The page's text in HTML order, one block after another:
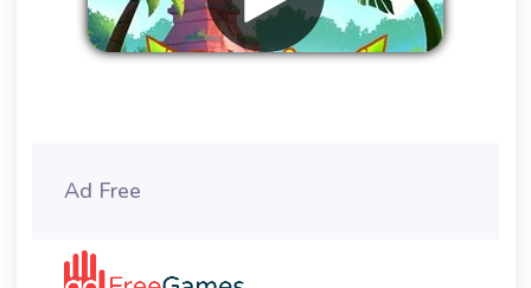
Ad Free